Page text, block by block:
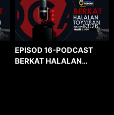
53:26
EPISOD 16-PODCAST
BERKAT HALALAN